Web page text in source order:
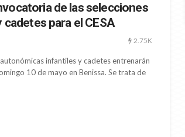
de las selecciones
cadetes para el CESA
2.75K
infantiles y cadetes entrenarán
10 de mayo en Benissa. Se trata de